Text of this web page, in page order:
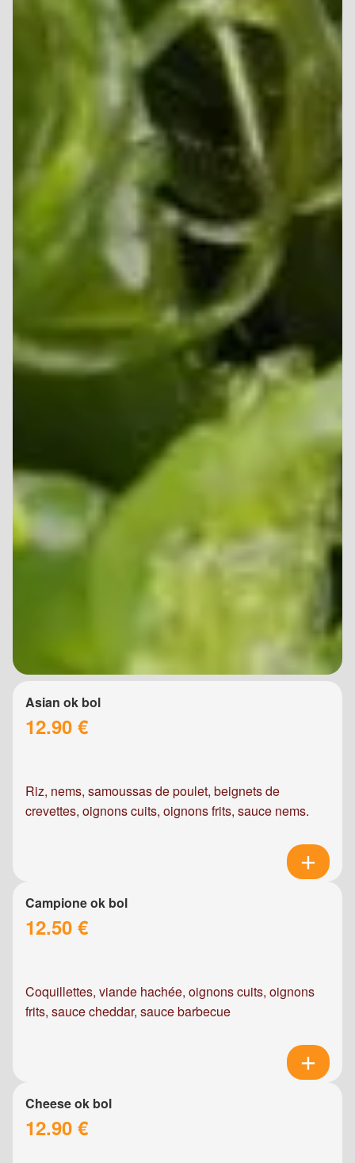
Asian ok bol
12.90 €
Riz, nems, samoussas de poulet, beignets de
crevettes, oignons cuits, oignons frits, sauce nems.
Campione ok bol
12.50 €
Coquillettes, viande hachée, oignons cuits, oignons
frits, sauce cheddar, sauce barbecue
Cheese ok bol
12.90 €